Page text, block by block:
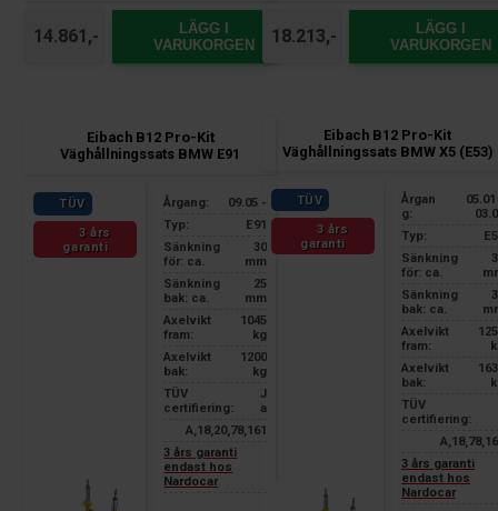
14.861,-
LÄGG I
VARUKORGEN
18.213,-
LÄGG I
VARUKORGEN
Eibach B12 Pro-Kit
Väghållningssats BMW E91
TÜV
3 års
garanti
Årgang:
09.05 -
Typ:
E91
Sänkning
för: ca.
30
mm
Sänkning
bak: ca.
25
mm
Axelvikt
fram:
1045
kg
Axelvikt
bak:
1200
kg
TÜV
certifiering:
J
a
A,18,20,78,161
3 års garanti
endast hos
Nardocar
Eibach B12 Pro-Kit
Väghållningssats BMW X5 (E53)
TÜV
3 års
garanti
Årgan
g:
Typ:
Sänkning
för: ca.
Sänkning
bak: ca.
Axelvikt
fram:
Axelvikt
bak:
TÜV
certifiering:
3 års garanti
endast hos
Nardocar